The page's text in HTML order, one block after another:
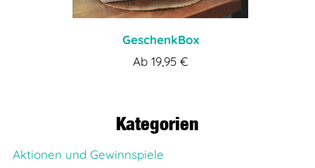
GeschenkBox
Ab 19,95 €
Kategorien
Aktionen und Gewinnspiele